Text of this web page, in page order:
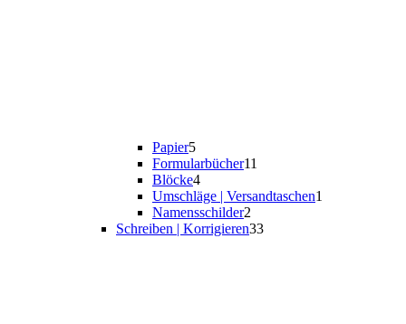
Papier5
Formularbücher11
Blöcke4
Umschläge | Versandtaschen1
Namensschilder2
Schreiben | Korrigieren33